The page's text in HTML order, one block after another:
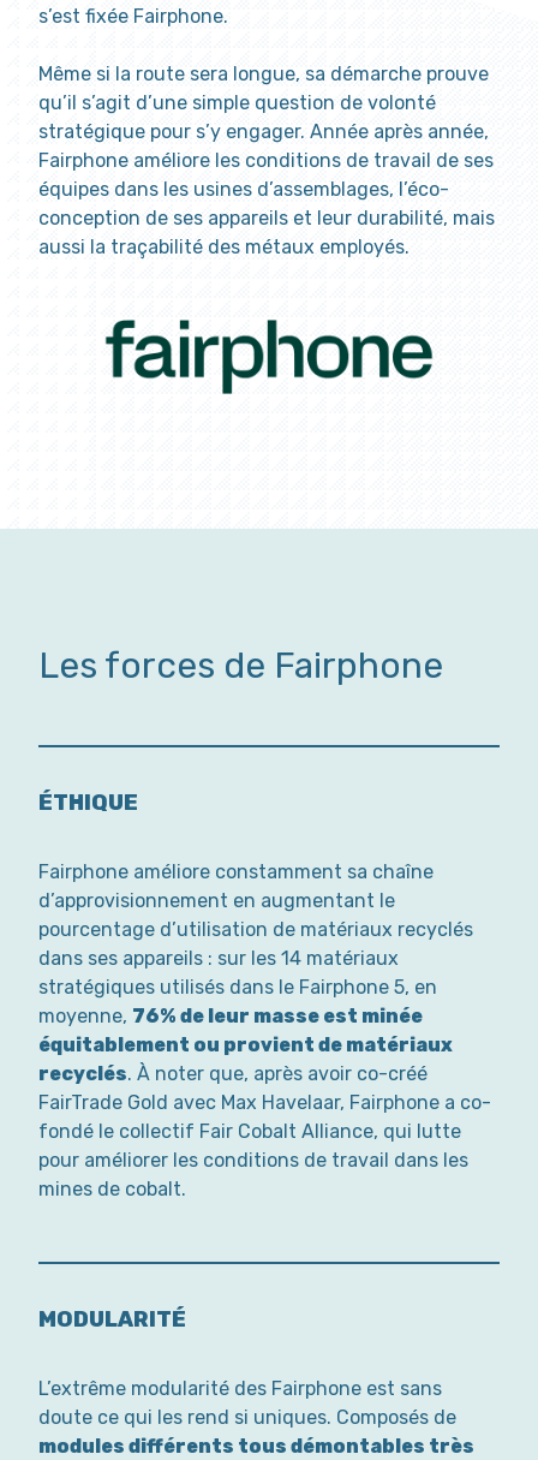
s’est fixée Fairphone.
Même si la route sera longue, sa démarche prouve
qu’il s’agit d’une simple question de volonté
stratégique pour s’y engager. Année après année,
Fairphone améliore les conditions de travail de ses
équipes dans les usines d’assemblages, l’éco-
conception de ses appareils et leur durabilité, mais
aussi la traçabilité des métaux employés.
Les forces de Fairphone
ÉTHIQUE
Fairphone améliore constamment sa chaîne
d’approvisionnement en augmentant le
pourcentage d’utilisation de matériaux recyclés
dans ses appareils : sur les 14 matériaux
stratégiques utilisés dans le Fairphone 5, en
moyenne, 76% de leur masse est minée
équitablement ou provient de matériaux
recyclés. À noter que, après avoir co-créé
FairTrade Gold avec Max Havelaar, Fairphone a co-
fondé le collectif Fair Cobalt Alliance, qui lutte
pour améliorer les conditions de travail dans les
mines de cobalt.
MODULARITÉ
L’extrême modularité des Fairphone est sans
doute ce qui les rend si uniques. Composés de
modules différents tous démontables très